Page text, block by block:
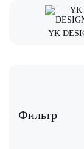
YK
Фильтр